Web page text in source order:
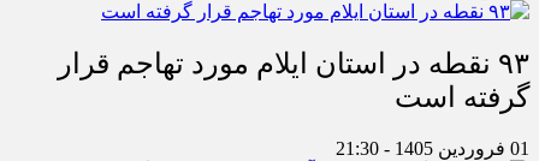
۹۳ نقطه در استان ایلام مورد تهاجم قرار
گرفته است
01 فروردین 1405 - 21:30